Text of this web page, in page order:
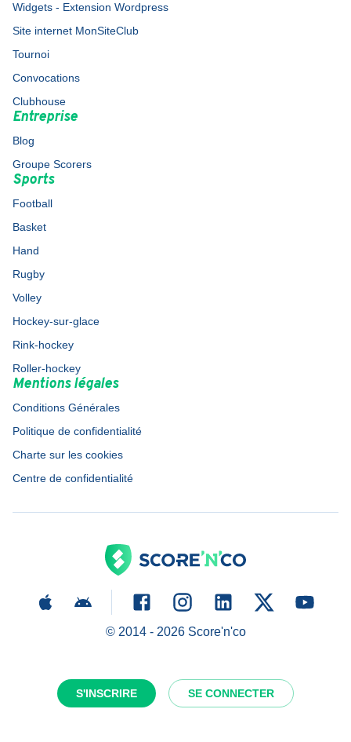
S'INSCRIRE SE CONNECTER
Widgets - Extension Wordpress
Site internet MonSiteClub
Tournoi
Convocations
Clubhouse
Entreprise
Blog
Groupe Scorers
Sports
Football
Basket
Hand
Rugby
Volley
Hockey-sur-glace
Rink-hockey
Roller-hockey
Mentions légales
Conditions Générales
Politique de confidentialité
Charte sur les cookies
Centre de confidentialité
© 2014 - 2026Score'n'co